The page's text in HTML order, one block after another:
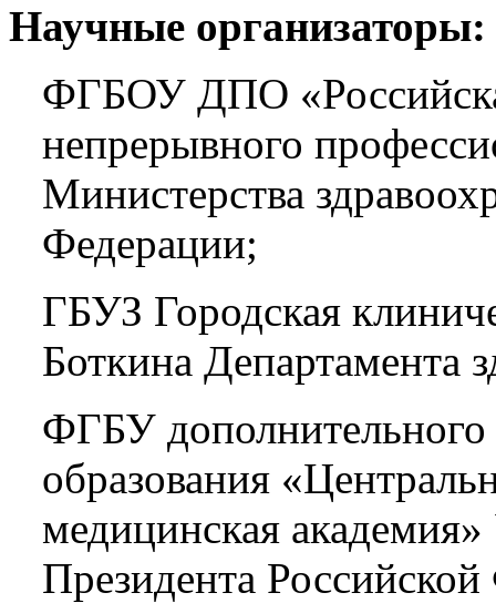
Научные организаторы:
ФГБОУ ДПО
непрерывного
Министерства
Федерации;
ГБУЗ Городская
Боткина Департамента
ФГБУ дополнительного
образования
медицинская
Президента